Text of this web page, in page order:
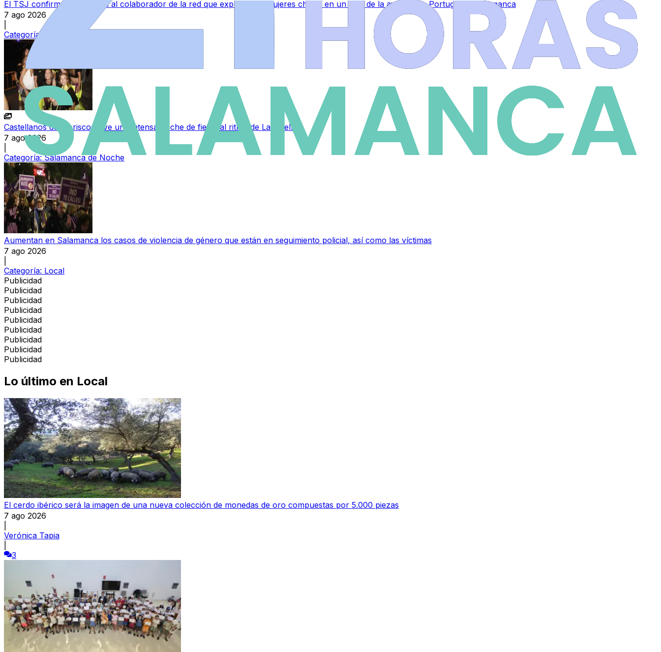
El TSJ confirma la condena al colaborador de la red que explotaba a mujeres chinas en un piso de la avenida de Portugal de Salamanca
7 ago 2026
Categoría:
Castellanos de Moriscos vive una intensa noche de fiesta al ritmo de La Huella
7 ago 2026
Categoría:Salamanca de Noche
Aumentan en Salamanca los casos de violencia de género que están en seguimiento policial, así como las víctimas
7 ago 2026
Categoría: Local
Publicidad
Publicidad
Publicidad
Publicidad
Publicidad
Publicidad
Publicidad
Publicidad
Publicidad
Lo último en Local
El cerdo ibérico será la imagen de una nueva colección de monedas de oro compuestas por 5.000 piezas
7 ago 2026
Verónica Tapia
3